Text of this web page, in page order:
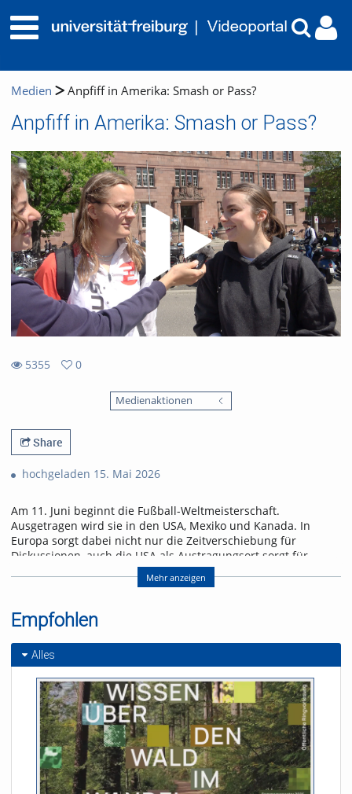
Medien Anpfiff in Amerika: Smash or Pass?
Anpfiff in Amerika: Smash or Pass?
5355
0
Medienaktionen
Share
hochgeladen 15. Mai 2026
Am 11. Juni beginnt die Fußball-Weltmeisterschaft.
Ausgetragen wird sie in den USA, Mexiko und Kanada. In
Europa sorgt dabei nicht nur die Zeitverschiebung für
Diskussionen, auch die USA als Austragungsort sorgt für
Gesprächsstoff. Wird dieses Riesen-Turnier ein
Sommermärchen oder ein Eigentor?
Die WM 2026 steht kurz vorm Anpfiff – wie groß ist die
Fußballbegeisterung in Freiburg? uniCROSS hat sich
Turnier komplett egal?
Mehr anzeigen
Empfohlen
Alles